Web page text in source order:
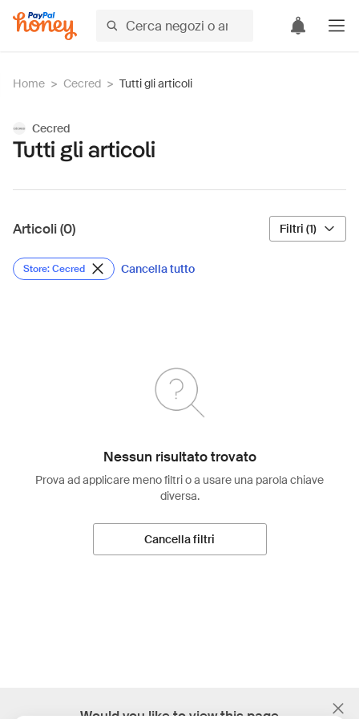
Home > Cecred > Tutti gli articoli
Cecred
Tutti gli articoli
Articoli (0) Filtri (1)
Store: Cecred Cancella tutto
Nessun risultato trovato
Prova ad applicare meno filtri o a usare una parola chiave
diversa.
Cancella filtri